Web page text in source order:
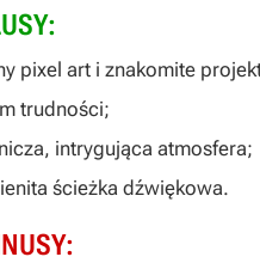
pixel art i znakomite
trudności;
intrygująca atmosfera;
ścieżka dźwiękowa.